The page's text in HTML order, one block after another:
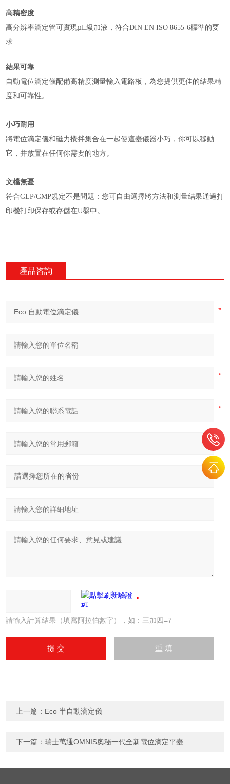
高精密度
高分辨率滴定管可實現µL級加液，符合DIN EN ISO 8655-6標準的要
求
結果可靠
自動電位滴定儀配備高精度測量輸入電路板，為您提供更佳的結果精
度和可靠性。
小巧耐用
將電位滴定儀和磁力攪拌集合在一起使這臺儀器小巧，你可以移動
它，并放置在任何你需要的地方。
文檔無憂
符合GLP/GMP規定不是問題：您可自由選擇將方法和測量結果通過打
印機打印保存或存儲在U盤中。
產品咨詢
請輸入計算結果（填寫阿拉伯數字），如：三加四=7
上一篇： Eco 半自動滴定儀
下一篇：瑞士萬通OMNIS奧秘一代全新電位滴定平臺